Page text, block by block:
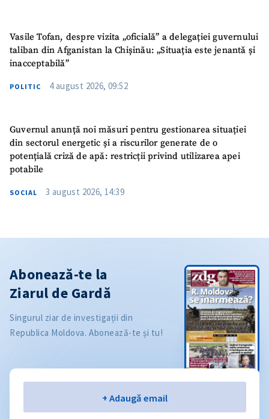
Vasile Tofan, despre vizita „oficială” a delegației guvernului
taliban din Afganistan la Chișinău: „Situația este jenantă și
inacceptabilă”
POLITIC 4 august 2026, 09:52
Guvernul anunță noi măsuri pentru gestionarea situației
din sectorul energetic și a riscurilor generate de o
potențială criză de apă: restricții privind utilizarea apei
potabile
SOCIAL 3 august 2026, 14:39
Abonează-te la
Ziarul de Gardă
Singurul ziar de investigații din
Republica Moldova. Abonează-te și tu!
+ Adaugă email